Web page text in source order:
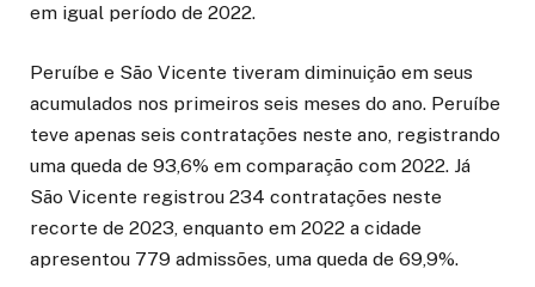
em igual período de 2022.
Peruíbe e São Vicente tiveram diminuição em seus
acumulados nos primeiros seis meses do ano. Peruíbe
teve apenas seis contratações neste ano, registrando
uma queda de 93,6% em comparação com 2022. Já
São Vicente registrou 234 contratações neste
recorte de 2023, enquanto em 2022 a cidade
apresentou 779 admissões, uma queda de 69,9%.